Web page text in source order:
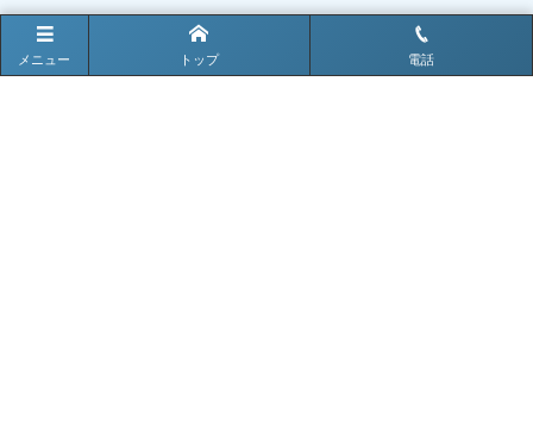
メニュー トップ 電話
デイケア・訪問看護